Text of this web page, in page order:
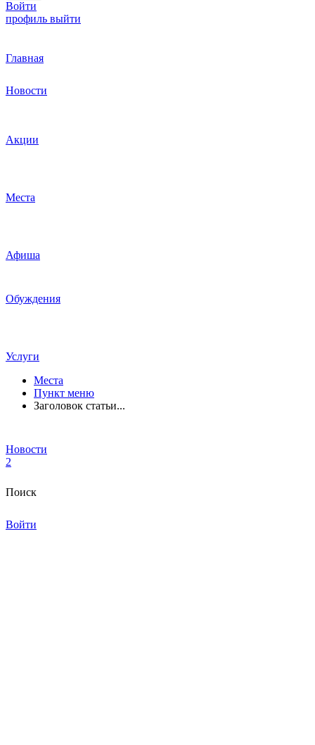
Войти
профиль выйти
Главная
Новости
Акции
Места
Афиша
Обуждения
Услуги
Места
Пункт меню
Заголовок статьи...
Новости
2
Поиск
Войти